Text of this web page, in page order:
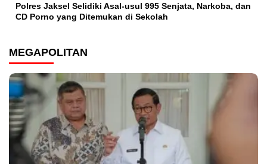
Polres Jaksel Selidiki Asal-usul 995 Senjata, Narkoba, dan
CD Porno yang Ditemukan di Sekolah
MEGAPOLITAN